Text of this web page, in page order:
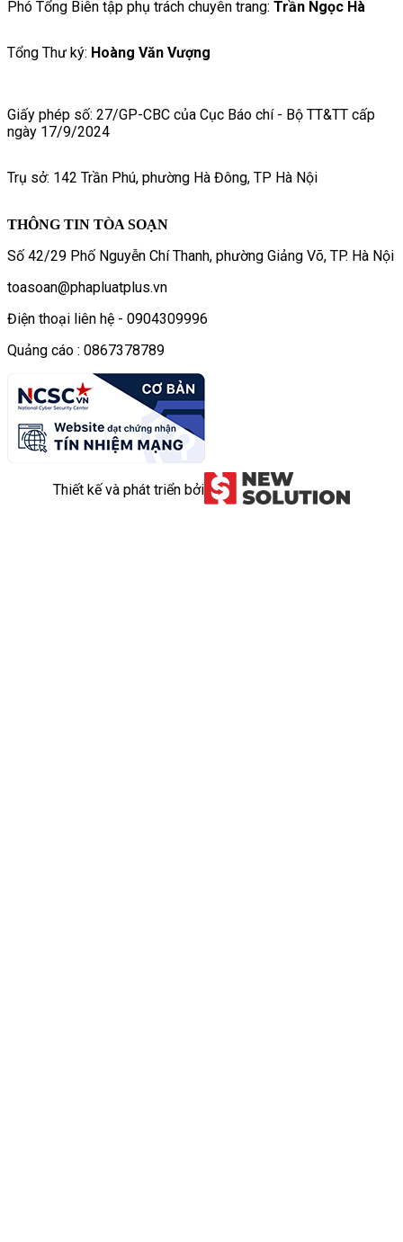
Phó Tổng Biên tập phụ trách chuyên trang: Trần Ngọc Hà
Tổng Thư ký: Hoàng Văn Vượng
Giấy phép số: 27/GP-CBC của Cục Báo chí - Bộ TT&TT cấp
ngày 17/9/2024
Trụ sở: 142 Trần Phú, phường Hà Đông, TP Hà Nội
THÔNG TIN TÒA SOẠN
Số 42/29 Phố Nguyễn Chí Thanh, phường Giảng Võ, TP. Hà Nội
toasoan@phapluatplus.vn
Điện thoại liên hệ - 0904309996
Quảng cáo : 0867378789
Thiết kế và phát triển bởi